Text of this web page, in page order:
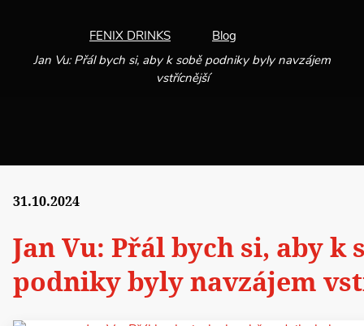
FENIX DRINKS
Blog
Jan Vu: Přál bych si, aby k sobě podniky byly navzájem
vstřícnější
31.10.2024
Jan Vu: Přál bych si, aby k
podniky byly navzájem